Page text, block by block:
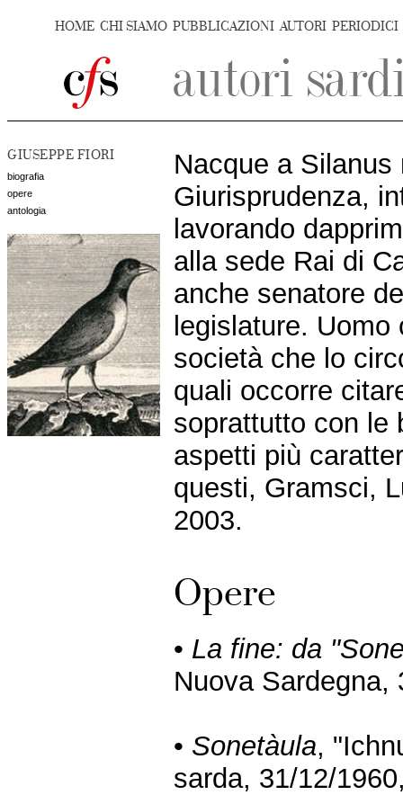
HOME CHI SIAMO PUBBLICAZIONI AUTORI PERIODICI
GIUSEPPE FIORI
biografia
opere
antologia
Nacque a
Giurisprudenza,
lavorando
alla sede Rai di
anche senatore
legislature.
società che lo
quali occorre
soprattutto con le
aspetti più
questi, Gramsci,
2003.
Opere
• La fine: da
Nuova Sardegna,
• Sonetàula,
sarda, 31/12/